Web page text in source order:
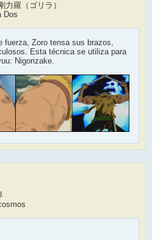
力羅（ゴリラ）
Dos
fuerza, Zoro tensa sus brazos,
Esta técnica se utiliza para
Nigorizake.